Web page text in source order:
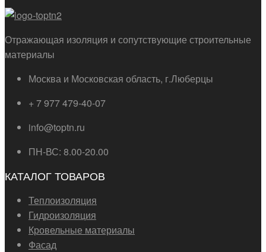
Отражающая изоляция и сопутствующие строительные
материалы
Москва и Московская область, г.Люберцы
+ 7 977 479-40-07
info@toptn.ru
ПН-ВС: 8.00-20.00
КАТАЛОГ ТОВАРОВ
Теплоизоляция
Гидроизоляция
Кровельные материалы
Фасад